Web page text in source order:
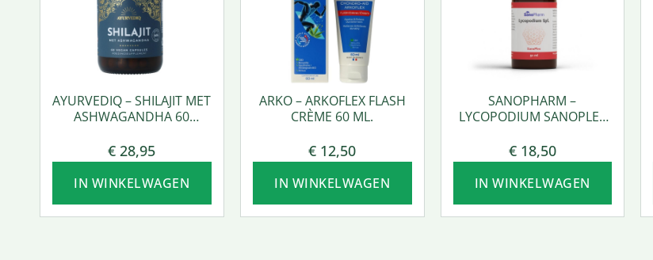
AYURVEDIQ – SHILAJIT MET
ASHWAGANDHA 60
€ 28,95
IN WINKELWAGEN
ARKO – ARKOFLEX FLASH
CRÈME 60 ML.
€ 12,50
IN WINKELWAGEN
SANOPHARM –
LYCOPODIUM SANOPLEX
€18,50
IN WINKELWAGEN